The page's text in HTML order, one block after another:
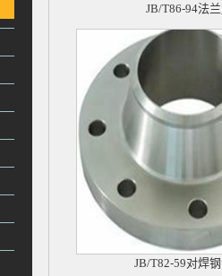
JB/T86-94法
JB/T82-59对焊